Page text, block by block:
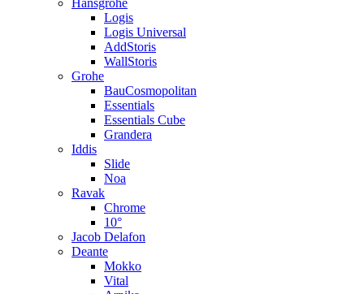
Hansgrohe
Logis
Logis Universal
AddStoris
WallStoris
Grohe
BauCosmopolitan
Essentials
Essentials Cube
Grandera
Iddis
Slide
Noa
Ravak
Chrome
10°
Jacob Delafon
Deante
Mokko
Vital